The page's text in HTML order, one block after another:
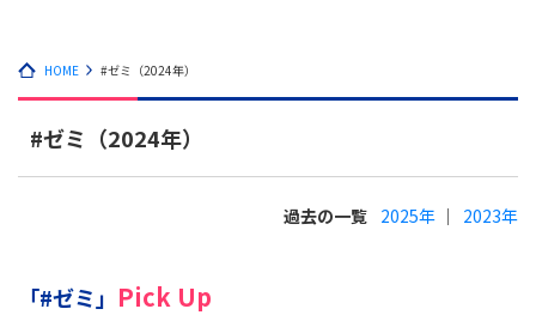
HOME #ゼミ（2024年）
#ゼミ（2024年）
過去の一覧 2025年 2023年
「#ゼミ」 Pick Up